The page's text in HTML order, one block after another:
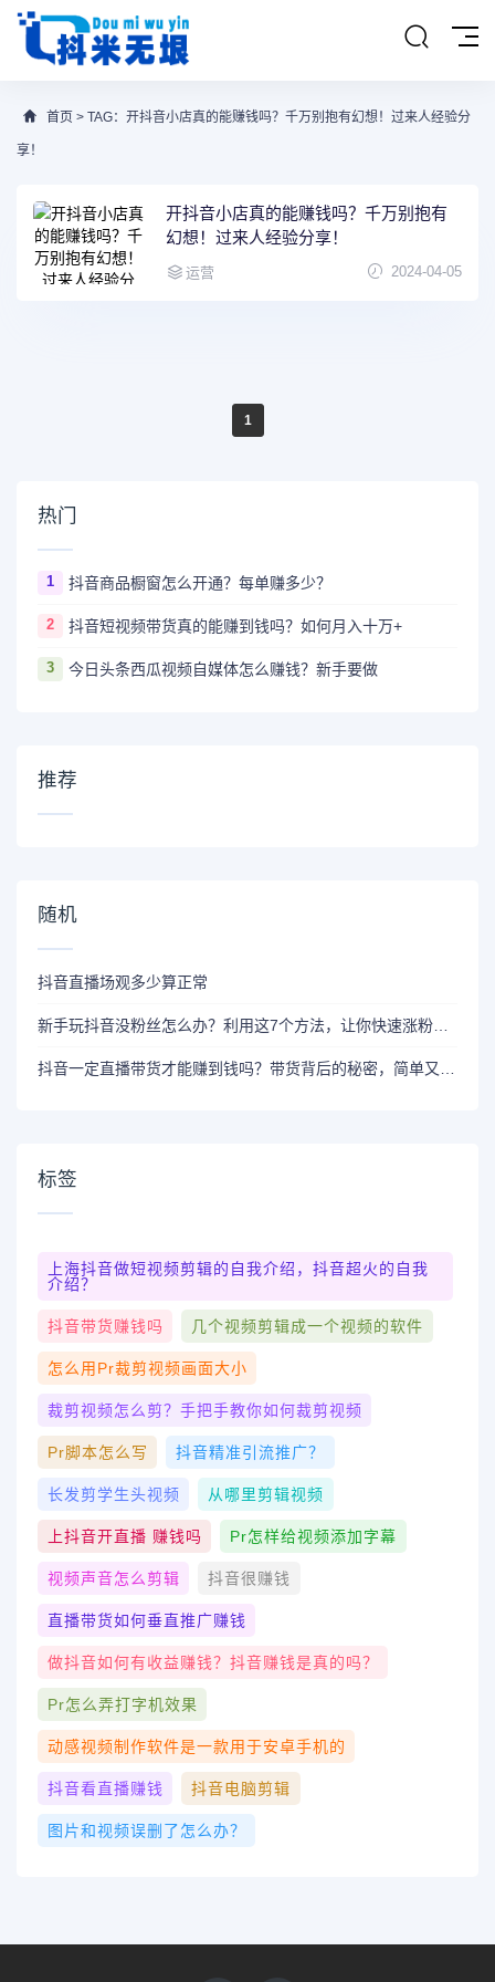
首页 > TAG：开抖音小店真的能赚钱吗？千万别抱有幻想！过来人经验分
享！
开抖音小店真的能赚钱吗？千万别抱有
幻想！过来人经验分享！
运营 2024-04-05
1
热门
1 抖音商品橱窗怎么开通？每单赚多少？
2 抖音短视频带货真的能赚到钱吗？如何月入十万+
3 今日头条西瓜视频自媒体怎么赚钱？新手要做
推荐
随机
抖音直播场观多少算正常
标签
上海抖音做短视频剪辑的自我介绍，抖音超火的自我
介绍？
抖音带货赚钱吗 几个视频剪辑成一个视频的软件
怎么用pr裁剪视频画面大小
裁剪视频怎么剪？手把手教你如何裁剪视频
Pr脚本怎么写 抖音精准引流推广？
长发剪学生头视频 从哪里剪辑视频
上抖音开直播 赚钱吗 Pr怎样给视频添加字幕
视频声音怎么剪辑 抖音很赚钱
直播带货如何垂直推广赚钱
做抖音如何有收益赚钱？抖音赚钱是真的吗？
Pr怎么弄打字机效果
动感视频制作软件是一款用于安卓手机的
抖音看直播赚钱 抖音电脑剪辑
图片和视频误删了怎么办？